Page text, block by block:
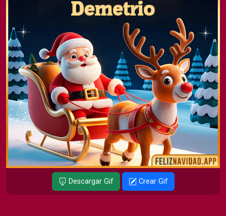
Descargar Gif Crear Gif